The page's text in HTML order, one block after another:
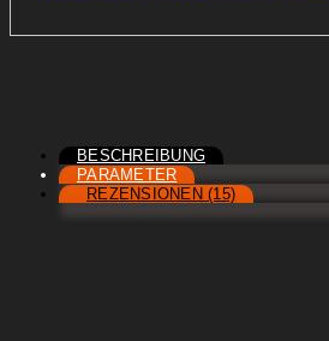
BESCHREIBUNG
PARAMETER
REZENSIONEN (15)